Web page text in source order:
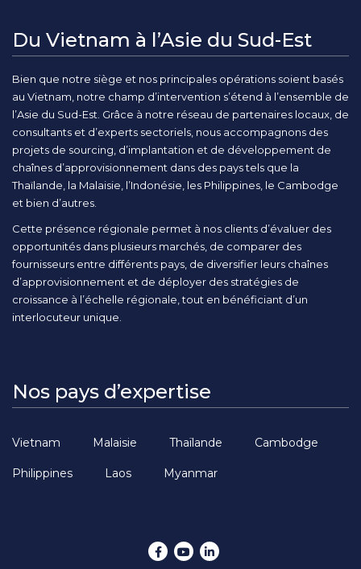
Du Vietnam à l’Asie du Sud-Est
Bien que notre siège et nos principales opérations soient basés
au Vietnam, notre champ d’intervention s’étend à l’ensemble de
l’Asie du Sud-Est. Grâce à notre réseau de partenaires locaux, de
consultants et d’experts sectoriels, nous accompagnons des
projets de sourcing, d’implantation et de développement de
chaînes d’approvisionnement dans des pays tels que la
Thaïlande, la Malaisie, l’Indonésie, les Philippines, le Cambodge
et bien d’autres.
Cette présence régionale permet à nos clients d’évaluer des
opportunités dans plusieurs marchés, de comparer des
fournisseurs entre différents pays, de diversifier leurs chaînes
d’approvisionnement et de déployer des stratégies de
croissance à l’échelle régionale, tout en bénéficiant d’un
interlocuteur unique.
Nos pays d’expertise
Vietnam Malaisie Thaïlande Cambodge
Philippines Laos Myanmar